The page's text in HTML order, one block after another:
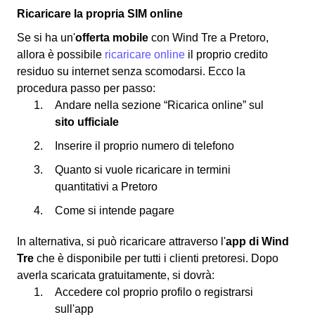
Ricaricare la propria SIM online
Se si ha un'offerta mobile con Wind Tre a Pretoro,
allora è possibile ricaricare online il proprio credito
residuo su internet senza scomodarsi. Ecco la
procedura passo per passo:
Andare nella sezione “Ricarica online” sul
sito ufficiale
Inserire il proprio numero di telefono
Quanto si vuole ricaricare in termini
quantitativi a Pretoro
Come si intende pagare
In alternativa, si può ricaricare attraverso l'app di Wind
Tre che è disponibile per tutti i clienti pretoresi. Dopo
averla scaricata gratuitamente, si dovrà:
Accedere col proprio profilo o registrarsi
sull'app